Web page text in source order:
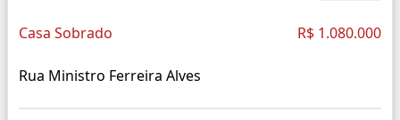
Casa Sobrado R$ 1.080.000
Rua Ministro Ferreira Alves